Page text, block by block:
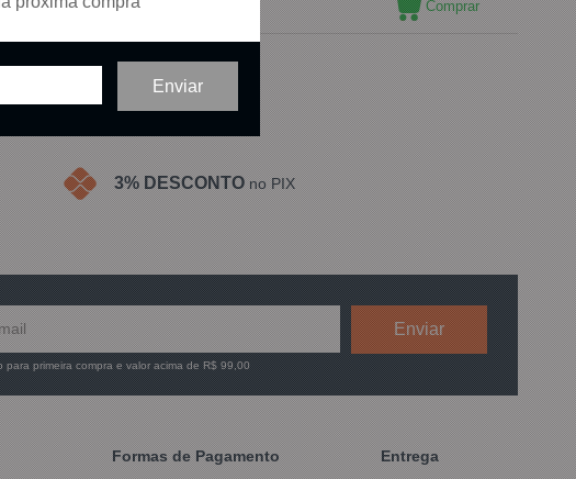
Comprar Comprar
página
3% DESCONTO no PIX
para primeira compra e valor acima de R$ 99,00
Formas de Pagamento Entrega